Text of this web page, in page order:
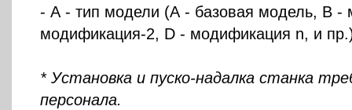
- А - тип модели (А - базовая модель, B
модификация-2, D - модификация n, и
* Установка и пуско-надалка станка
персонала.